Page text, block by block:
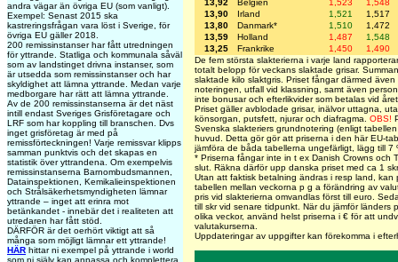
andra vägar än övriga EU (som vanligt).
Exempel: Senast 2015 ska
kastreringsfrågan vara löst i Sverige, för
övriga EU gäller 2018.
200 remissinstanser har fått utredningen
för yttrande. Statliga och kommunala såväl
som av landstinget drivna instanser, som
är utsedda som remissinstanser och har
skyldighet att lämna yttrande. Medan varje
medborgare har rätt att lämna yttrande.
Av de 200 remissinstanserna är det näst
intill endast Sveriges Grisföretagare och
LRF som har koppling till branschen. Dvs
inget grisföretag är med på
remissförteckningen! Varje remissvar klipps
samman punktvis och det skapas en
statistik över yttrandena. Om exempelvis
remissinstanserna Barnombudsmannen,
Datainspektionen, Kemikalieinspektionen
och Strålsäkerhetsmyndigheten lämnar
yttrande – inget att erinra mot
betänkandet - innebär det i realiteten att
utredaren har fått stöd.
DÄRFÖR är det oerhört viktigt att så
många som möjligt lämnar ett yttrande!
HÄR hittar ni exempel på yttrande i world
som ni själv kan anpassa och komplettera
13,92
Belgien 1,523
1,548
13,90
Irland 1,521
1,517
13,80
Danmark* 1,510
1,472
13,59
Holland 1,487
1,548
13,25
Frankrike 1,450
1,490
De fem största slakterierna i varje land
totalt belopp för veckans slaktade grisar.
slaktade kilo slaktgris. Priset fångar därmed
noteringen, utfall vid klassning, samt även
inte bonusar och efterlikvider som betalas vid
Priset gäller avblodade grisar, inälvor uttagna,
könsorgan, putsfett, njurar och diafragma. OBS!
Svenska slakteriers grundnotering (enligt
huvud. Detta gör gör att priserna i den här EU-
jämföra de båda tabellerna ungefärligt, lägg till 7
* Priserna fångar inte in t ex Danish Crowns och
slut. Räkna därför upp danska priset med ca 1
Utan att faktisk betalning ändras i resp land, kan
tabellen mellan veckorna p g a förändring av
pris vid slakterierna omvandlas först till euro.
till skr vid senare tidpunkt. När du jämför länders
olika veckor, använd helst priserna i € för att
valutakurserna.
Uppdateringar av uppgifter kan förekomma i